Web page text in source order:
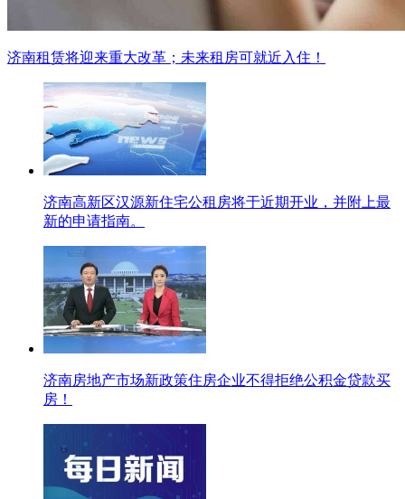
济南租赁将迎来重大改革；未来租房可就近入住！
济南高新区汉源新住宅公租房将于近期开业，并附上最
新的申请指南。
济南房地产市场新政策住房企业不得拒绝公积金贷款买
房！